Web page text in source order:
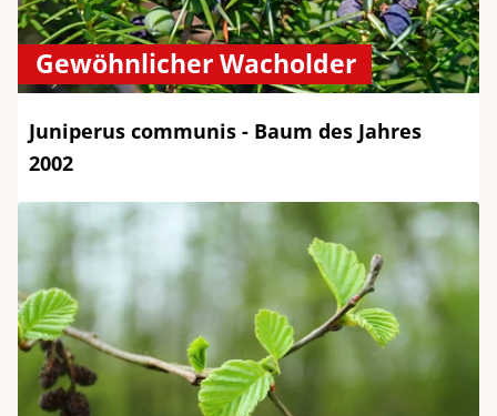
Gewöhnlicher Wacholder
Juniperus communis - Baum des Jahres
2002